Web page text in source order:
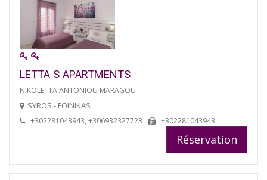
LETTA S APARTMENTS
NIKOLETTA ANTONIOU MARAGOU
SYROS - FOINIKAS
+302281043943, +306932327723 +302281043943
Réservation